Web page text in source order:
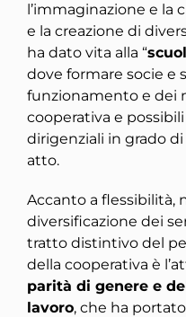
l’immaginazione e la
e la creazione di
ha dato vita alla “
dove formare socie e
funzionamento e dei
cooperativa e
dirigenziali in grado
atto.
Accanto a flessibilità,
diversificazione dei
tratto distintivo del
della cooperativa è
parità di genere e
lavoro, che ha